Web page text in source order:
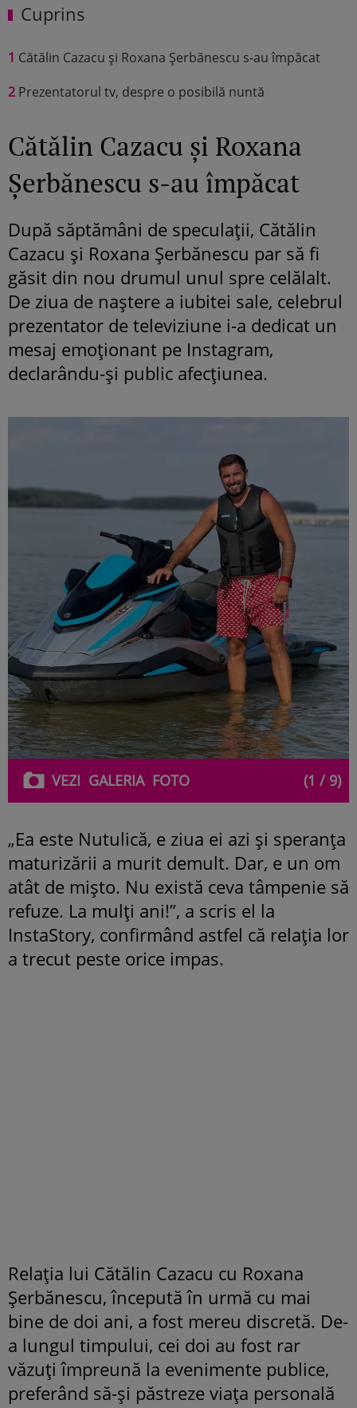
Cuprins
1 Cătălin Cazacu și Roxana Șerbănescu s-au împăcat
2 Prezentatorul tv, despre o posibilă nuntă
Cătălin Cazacu și Roxana
Șerbănescu s-au împăcat
După săptămâni de speculații, Cătălin
Cazacu și Roxana Șerbănescu par să fi
găsit din nou drumul unul spre celălalt.
De ziua de naștere a iubitei sale, celebrul
prezentator de televiziune i-a dedicat un
mesaj emoționant pe Instagram,
declarându-și public afecțiunea.
VEZI GALERIAFOTO (1 / 9)
„Ea este Nutulică, e ziua ei azi și speranța
maturizării a murit demult. Dar, e un om
atât de mișto. Nu există ceva tâmpenie să
refuze. La mulți ani!”, a scris el la
InstaStory, confirmând astfel că relația lor
a trecut peste orice impas.
Relația lui Cătălin Cazacu cu Roxana
Șerbănescu, începută în urmă cu mai
bine de doi ani, a fost mereu discretă. De-
a lungul timpului, cei doi au fost rar
văzuți împreună la evenimente publice,
preferând să-și păstreze viața personală